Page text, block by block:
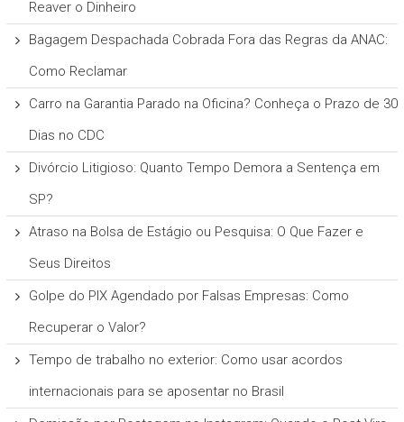
Reaver o Dinheiro
Bagagem Despachada Cobrada Fora das Regras da ANAC:
Como Reclamar
Carro na Garantia Parado na Oficina? Conheça o Prazo de 30
Dias no CDC
Divórcio Litigioso: Quanto Tempo Demora a Sentença em
SP?
Atraso na Bolsa de Estágio ou Pesquisa: O Que Fazer e
Seus Direitos
Golpe do PIX Agendado por Falsas Empresas: Como
Recuperar o Valor?
Tempo de trabalho no exterior: Como usar acordos
internacionais para se aposentar no Brasil